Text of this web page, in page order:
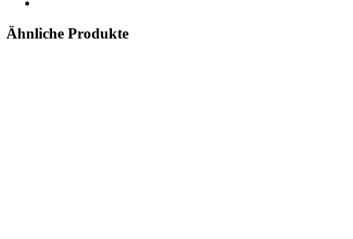
Ähnliche Produkte